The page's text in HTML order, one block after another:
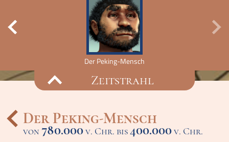
Schulmaterialien
Der Peking-Mensch
Zeitstrahl
Ereignisse
Der Peking-Mensch
von 780.000v. Chr. bis400.000v. Chr.